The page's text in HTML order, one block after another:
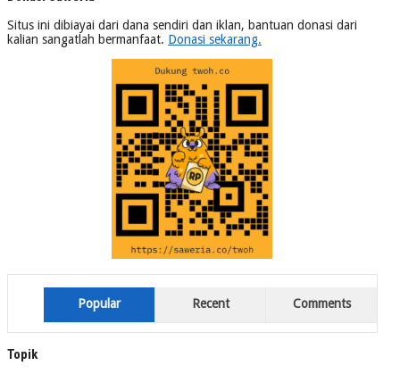
Situs ini dibiayai dari dana sendiri dan iklan, bantuan donasi dari
kalian sangatlah bermanfaat. Donasi sekarang.
Popular Recent Comments
Topik